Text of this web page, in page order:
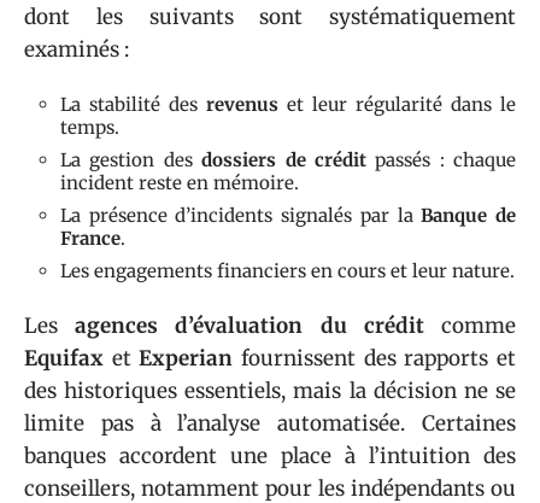
dont les suivants sont systématiquement
examinés :
La stabilité des revenus et leur régularité dans le
temps.
La gestion desdossiers de créditpassés : chaque
incident reste en mémoire.
La présence d’incidents signalés par laBanque de
France.
Les engagements financiers en cours et leur nature.
Lesagences d’évaluation du créditcomme
Equifax etExperian fournissent des rapports et
des historiques essentiels, mais la décision ne se
limite pas à l’analyse automatisée. Certaines
banques accordent une place à l’intuition des
conseillers, notamment pour les indépendants ou